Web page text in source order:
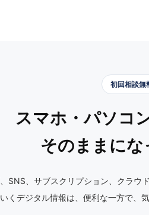
初回相談無
スマホ・パソコ
そのままにな
SNS、サブスクリプション、クラウ
くデジタル情報は、便利な一方で、